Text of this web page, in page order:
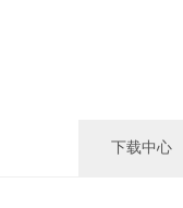
下载中心